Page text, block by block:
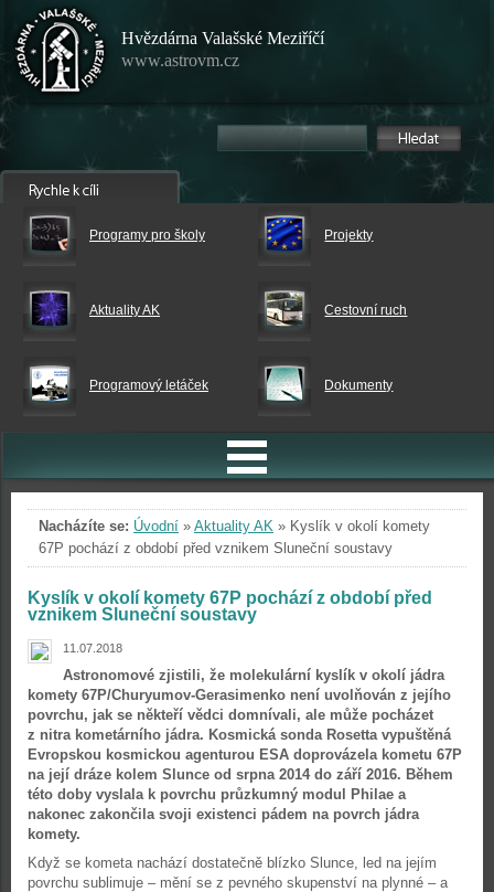
Hvězdárna Valašské Meziříčí
www.astrovm.cz
Programy pro školy Projekty
Aktuality AK Cestovní ruch
Programový letáček Dokumenty
Nacházíte se: Úvodní » Aktuality AK » Kyslík v okolí komety
67P pochází z období před vznikem Sluneční soustavy
Kyslík v okolí komety 67P pochází z období před
vznikem Sluneční soustavy
11.07.2018
Astronomové zjistili, že molekulární kyslík v okolí jádra
komety 67P/Churyumov-Gerasimenko není uvolňován z jejího
povrchu, jak se někteří vědci domnívali, ale může pocházet
z nitra kometárního jádra. Kosmická sonda Rosetta vypuštěná
Evropskou kosmickou agenturou ESA doprovázela kometu 67P
na její dráze kolem Slunce od srpna 2014 do září 2016. Během
této doby vyslala k povrchu průzkumný modul Philae a
nakonec zakončila svoji existenci pádem na povrch jádra
komety.
Když se kometa nachází dostatečně blízko Slunce, led na jejím
povrchu sublimuje – mění se z pevného skupenství na plynné – a